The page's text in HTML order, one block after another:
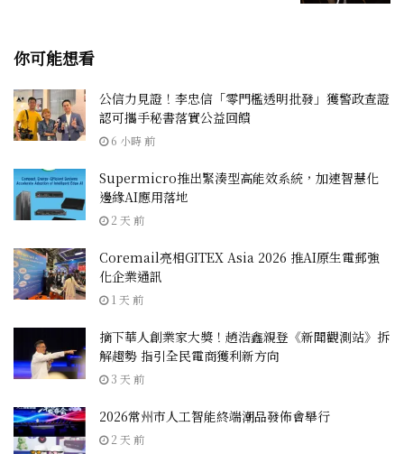
你可能想看
公信力見證！李忠信「零門檻透明批發」獲警政查證
認可攜手秘書落實公益回饋
6 小時 前
Supermicro推出緊湊型高能效系統，加速智慧化
邊緣AI應用落地
2 天 前
Coremail亮相GITEX Asia 2026 推AI原生電郵強
化企業通訊
1 天 前
摘下華人創業家大獎！趙浩鑫親登《新聞觀測站》拆
解趨勢 指引全民電商獲利新方向
3 天 前
2026常州市人工智能終端潮品發佈會舉行
2 天 前